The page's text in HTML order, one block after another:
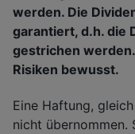
werden. Die
garantiert, d.h. die
gestrichen
Risiken bewusst.
Eine Haftung,
nicht